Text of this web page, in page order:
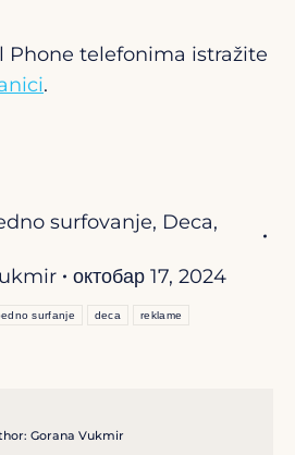
Phone telefonima istražite
.
surfovanje, Deca,
октобар 17, 2024
surfanje deca reklame
Gorana Vukmir